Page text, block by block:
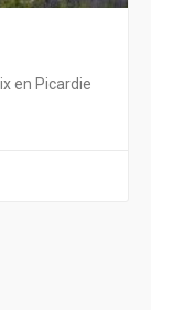
en Picardie